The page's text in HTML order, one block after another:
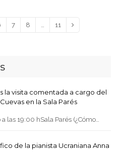
Page
7 Page
8 … Page
11 Siguiente
la visita comentada a cargo del
en la Sala Parés
las 19:00 hSala Parés (¿Cómo…
de la pianista Ucraniana Anna